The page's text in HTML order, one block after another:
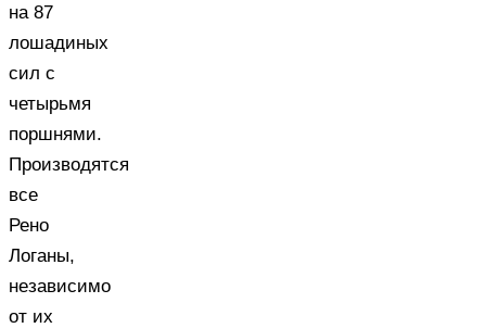
на 87
лошадиных
сил с
четырьмя
поршнями.
Производятся
все
Рено
Логаны,
независимо
от их